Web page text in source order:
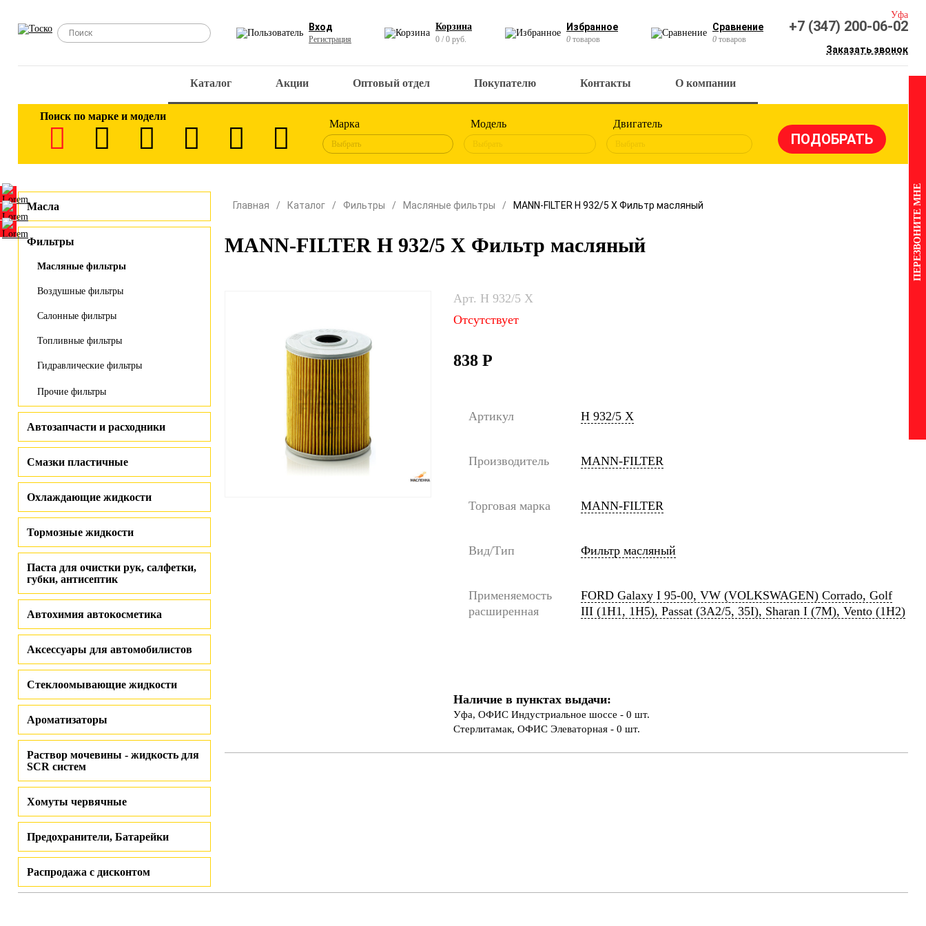
Вход
Регистрация
Корзина
0 / 0 руб.
Избранное
0 товаров
Сравнение
0 товаров
Уфа
+7 (347) 200-06-02
Заказать звонок
Каталог Акции Оптовый отдел Покупателю Контакты О компании
Поиск по марке и модели
Марка
Выбрать
Модель
Выбрать
Двигатель
Выбрать
Масла
Фильтры
Масляные фильтры
Воздушные фильтры
Салонные фильтры
Топливные фильтры
Гидравлические фильтры
Прочие фильтры
Автозапчасти и расходники
Смазки пластичные
Охлаждающие жидкости
Тормозные жидкости
Паста для очистки рук, салфетки,
губки, антисептик
Автохимия автокосметика
Аксессуары для автомобилистов
Стеклоомывающие жидкости
Ароматизаторы
Раствор мочевины - жидкость для
SCR систем
Хомуты червячные
Предохранители, Батарейки
Распродажа с дисконтом
Главная Каталог Фильтры Масляные фильтры MANN-FILTER H 932/5 X Фильтр масляный
MANN-FILTER H 932/5 X Фильтр масляный
Арт. H 932/5 X
Отсутствует
838 Р
Артикул H 932/5 X
Производитель MANN-FILTER
Торговая марка MANN-FILTER
Вид/Тип Фильтр масляный
Применяемость
расширенная
FORD Galaxy I 95-00, VW (VOLKSWAGEN) Corrado, Golf
III (1H1, 1H5), Passat (3A2/5, 35I), Sharan I (7M), Vento (1H2)
Наличие в пунктах выдачи:
Уфа, ОФИС Индустриальное шоссе - 0 шт.
Стерлитамак, ОФИС Элеваторная - 0 шт.
ПЕРЕЗВОНИТЕ МНЕ